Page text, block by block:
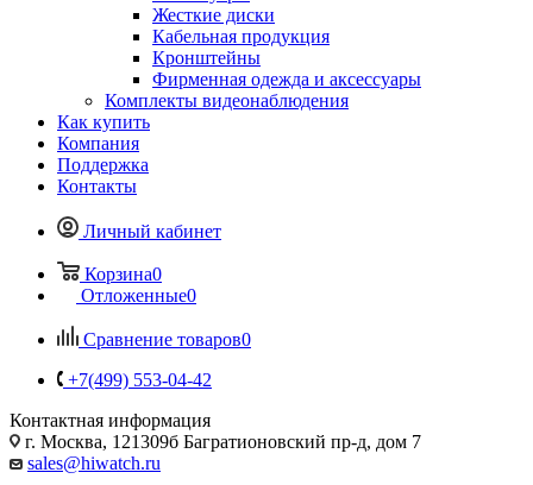
Жесткие диски
Кабельная продукция
Кронштейны
Фирменная одежда и аксессуары
Комплекты видеонаблюдения
Как купить
Компания
Поддержка
Контакты
Личный кабинет
Корзина0
Отложенные0
Сравнение товаров0
+7(499) 553-04-42
Контактная информация
г. Москва, 121309б Багратионовский пр-д, дом 7
sales@hiwatch.ru